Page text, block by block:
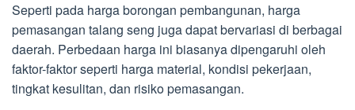
Seperti pada harga borongan pembangunan, harga
pemasangan talang seng juga dapat bervariasi di berbagai
daerah. Perbedaan harga ini biasanya dipengaruhi oleh
faktor-faktor seperti harga material, kondisi pekerjaan,
tingkat kesulitan, dan risiko pemasangan.